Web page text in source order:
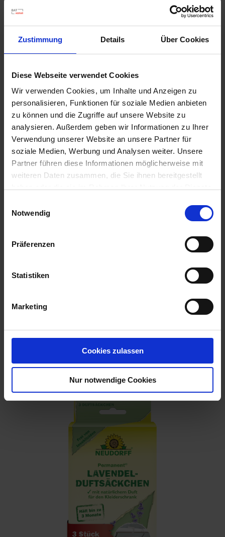
Zustimmung Details Über Cookies
Diese Webseite verwendet Cookies
Wir verwenden Cookies, um Inhalte und Anzeigen zu
personalisieren, Funktionen für soziale Medien anbieten
zu können und die Zugriffe auf unsere Website zu
analysieren. Außerdem geben wir Informationen zu Ihrer
Verwendung unserer Website an unsere Partner für
soziale Medien, Werbung und Analysen weiter. Unsere
Partner führen diese Informationen möglicherweise mit
weiteren Daten zusammen, die Sie ihnen bereitgestellt
Notwendig
Präferenzen
Statistiken
Marketing
Cookies zulassen
Nur notwendige Cookies
Permanent WespenTURBOSpray
Artikel-Nr.: 7000616-02-cfg
Ähnliche Produkte